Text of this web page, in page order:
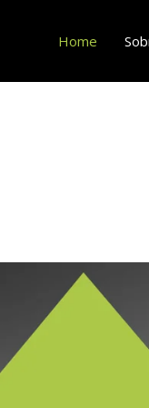
Home